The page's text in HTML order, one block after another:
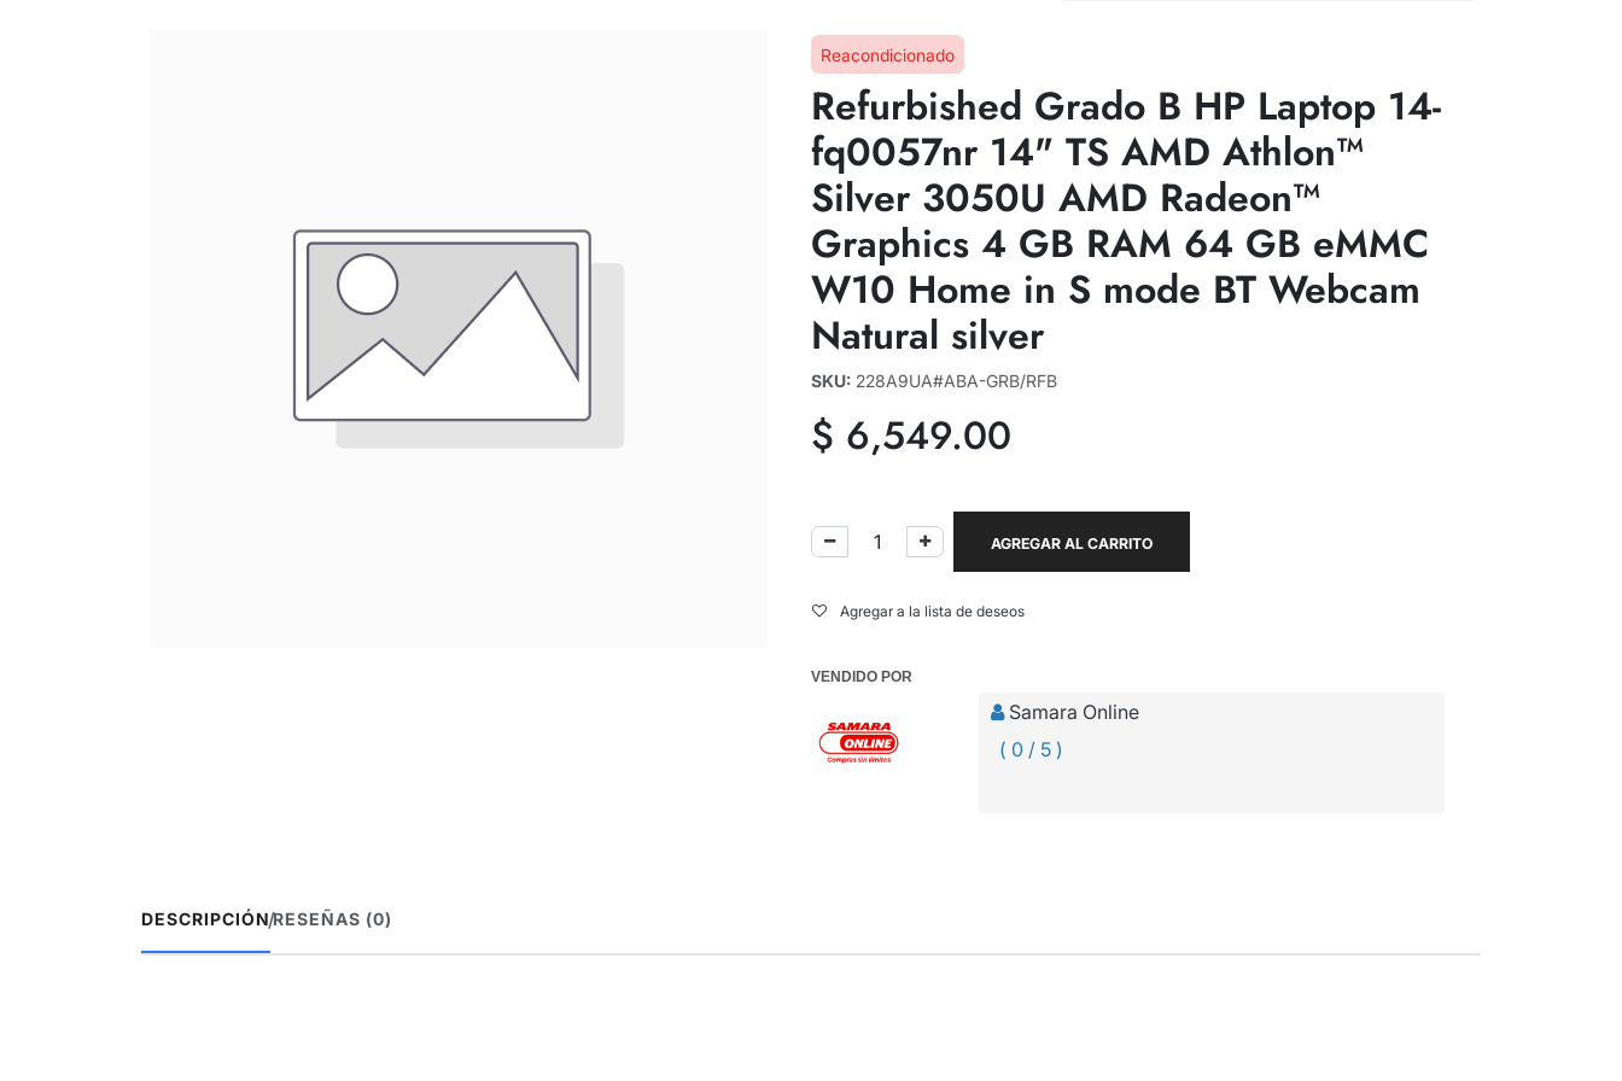
Reacondicionado
Refurbished Grado B HP Laptop 14-
fq0057nr 14" TS AMD Athlon™
Silver 3050U AMD Radeon™
Graphics 4 GB RAM 64 GB eMMC
W10 Home in S mode BT Webcam
Natural silver
SKU: 228A9UA#ABA-GRB/RFB
$ 6,549.00
AGREGAR AL CARRITO
Agregar a la lista de deseos
VENDIDO POR
Samara Online
( 0 / 5 )
DESCRIPCIÓN/RESEÑAS (0)